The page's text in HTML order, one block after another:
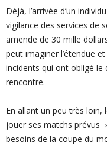
Déjà, l’arrivée d’un
vigilance des services de
amende de 30 mille
peut imaginer l’étendue
incidents qui ont obligé le
rencontre.
En allant un peu très loin,
jouer ses matchs prévus
besoins de la coupe du